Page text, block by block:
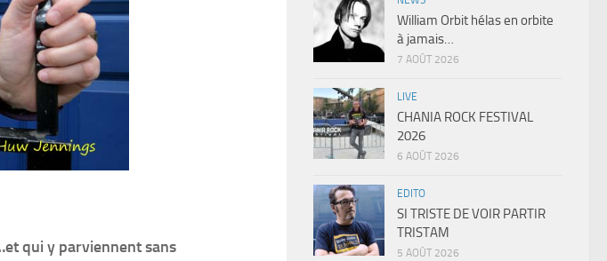
qui y parviennent sans
William Orbit hélas en orbite
à jamais…
7 AOÛT 2026
LIVE
CHANIA ROCK FESTIVAL
2026
6 AOÛT 2026
EDITO
SI TRISTE DE VOIR PARTIR
TRISTAM
5 AOÛT 2026